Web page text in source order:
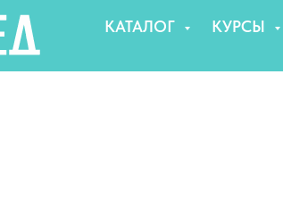
КАТАЛОГ КУРСЫ